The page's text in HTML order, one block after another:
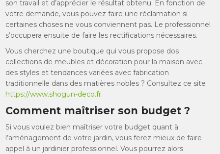
son travail et d’apprécier le résultat obtenu. En fonction de
votre demande, vous pouvez faire une réclamation si
certaines choses ne vous conviennent pas. Le professionnel
s’occupera ensuite de faire les rectifications nécessaires.
Vous cherchez une boutique qui vous propose dos
collections de meubles et décoration pour la maison avec
des styles et tendances variées avec fabrication
traditionnelle dans des matières nobles ? Consultez ce site
https://www.shogun-deco.fr.
Comment maîtriser son budget ?
Si vous voulez bien maîtriser votre budget quant à
l’aménagement de votre jardin, vous ferez mieux de faire
appel à un jardinier professionnel. Vous pourrez alors